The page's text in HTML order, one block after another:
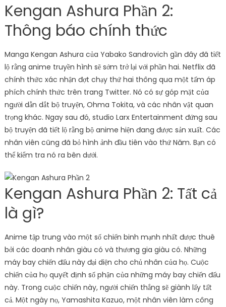
Kengan Ashura Phần 2:
Thông báo chính thức
Manga Kengan Ashura của Yabako Sandrovich gần đây đã tiết
lộ rằng anime truyền hình sẽ sớm trở lại với phần hai. Netflix đã
chính thức xác nhận đợt chạy thứ hai thông qua một tấm áp
phích chính thức trên trang Twitter. Nó có sự góp mặt của
người dẫn dắt bộ truyện, Ohma Tokita, và các nhân vật quan
trọng khác. Ngay sau đó, studio Larx Entertainment đứng sau
bộ truyện đã tiết lộ rằng bộ anime hiện đang được sản xuất. Các
nhân viên cũng đã bỏ hình ảnh đầu tiên vào thứ Năm. Bạn có
thể kiểm tra nó ra bên dưới.
Kengan Ashura Phần 2: Tất cả
là gì?
Anime tập trung vào một số chiến binh mạnh nhất được thuê
bởi các doanh nhân giàu có và thương gia giàu có. Những
máy bay chiến đấu này đại diện cho chủ nhân của họ. Cuộc
chiến của họ quyết định số phận của những máy bay chiến đấu
này. Trong cuộc chiến này, người chiến thắng sẽ giành lấy tất
cả. Một ngày nọ, Yamashita Kazuo, một nhân viên làm công